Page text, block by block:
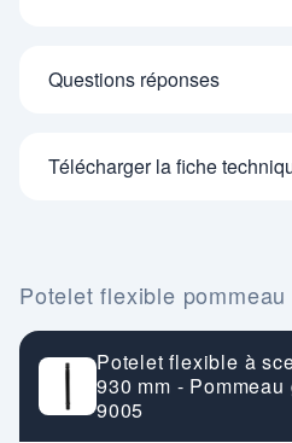
- Dim. (mm) : H. 240 X L.
Questions réponses
Télécharger la fiche
Potelet flexible
Potelet flexible à
930 mm -
9005